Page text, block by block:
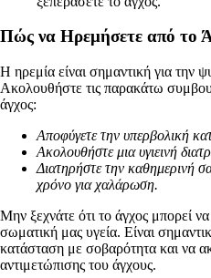
Πώς να Ηρεμήσετε από το
Η ηρεμία είναι σημαντική για την
Ακολουθήστε τις παρακάτω
άγχος:
Αποφύγετε την υπερβολική
Ακολουθήστε μια υγιεινή
Διατηρήστε την καθημερινή
χρόνο για χαλάρωση.
Μην ξεχνάτε ότι το άγχος μπορεί
σωματική μας υγεία. Είναι
κατάσταση με σοβαρότητα και να
αντιμετώπισης του άγχους.